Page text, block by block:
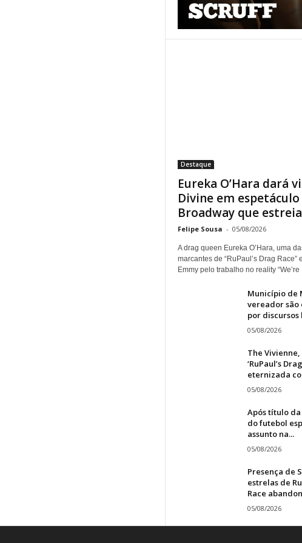
Destaque
Eureka O’Hara dará
Divine em
Broadway que
Felipe Sousa - 05/08/2026
A drag queen Eureka O’Hara, uma
marcantes de “RuPaul’s Drag Race”
Emmy pelo trabalho no reality “We’re
Município de
vereador são
por discursos
05/08/2026
The
‘RuPaul’s
eternizada
05/08/2026
Após título
do futebol
assunto na...
05/08/2026
Presença de
estrelas de
Race
05/08/2026